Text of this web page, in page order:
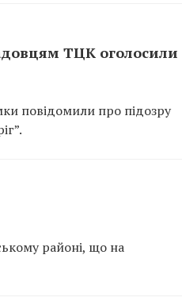
ТЦК оголосили
повідомили про підозру
районі, що на